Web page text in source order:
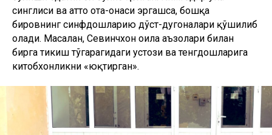
синглиси ва ҳатто ота-онаси эргашса, бошқа
бировнинг синфдошларию дўст-дугоналари қўшилиб
олади. Масалан, Севинчхон оила аъзолари билан
бирга тикиш тўгарагидаги устози ва тенгдошларига
китобхонликни «юқтирган».